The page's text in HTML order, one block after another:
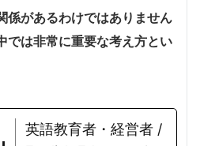
係があるわけではありません
では非常に重要な考え方とい
英語教育者・経営者 /